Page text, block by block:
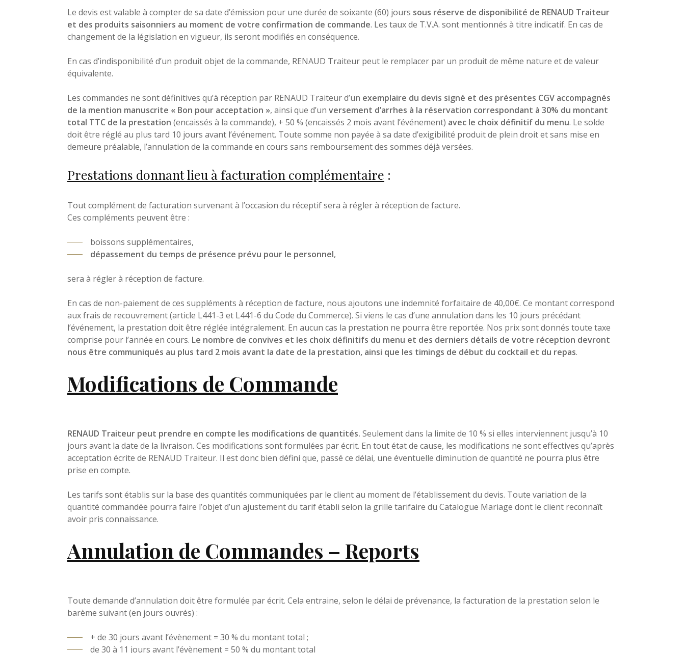
Portfolio
Actualités
Le devis est valable à compter de sa date d’émission pour une durée de soixante (60) jours sous réserve de disponibilité de RENAUD Traiteur
et des produits saisonniers au moment de votre confirmation de commande. Les taux de T.V.A. sont mentionnés à titre indicatif. En cas de
changement de la législation en vigueur, ils seront modifiés en conséquence.
En cas d’indisponibilité d’un produit objet de la commande, RENAUD Traiteur peut le remplacer par un produit de même nature et de valeur
équivalente.
Les commandes ne sont définitives qu’à réception par RENAUD Traiteur d’un exemplaire du devis signé et des présentes CGV accompagnés
de la mention manuscrite « Bon pour acceptation », ainsi que d’un versement d’arrhes à la réservation correspondant à 30% du montant
total TTC de la prestation (encaissés à la commande), + 50 % (encaissés 2 mois avant l’événement) avec le choix définitif du menu. Le solde
doit être réglé au plus tard 10 jours avant l’événement. Toute somme non payée à sa date d’exigibilité produit de plein droit et sans mise en
demeure préalable, l’annulation de la commande en cours sans remboursement des sommes déjà versées.
Prestations donnant lieu à facturation complémentaire :
Tout complément de facturation survenant à l’occasion du réceptif sera à régler à réception de facture.
Ces compléments peuvent être :
boissons supplémentaires,
dépassement du temps de présence prévu pour le personnel,
sera à régler à réception de facture.
En cas de non-paiement de ces suppléments à réception de facture, nous ajoutons une indemnité forfaitaire de 40,00€. Ce montant correspond
aux frais de recouvrement (article L441-3 et L441-6 du Code du Commerce). Si viens le cas d’une annulation dans les 10 jours précédant
l’événement, la prestation doit être réglée intégralement. En aucun cas la prestation ne pourra être reportée. Nos prix sont donnés toute taxe
comprise pour l’année en cours. Le nombre de convives et les choix définitifs du menu et des derniers détails de votre réception devront
nous être communiqués au plus tard 2 mois avant la date de la prestation, ainsi que les timings de début du cocktail et du repas.
Modifications de Commande
RENAUD Traiteur peut prendre en compte les modifications de quantités. Seulement dans la limite de 10 % si elles interviennent jusqu’à 10
jours avant la date de la livraison. Ces modifications sont formulées par écrit. En tout état de cause, les modifications ne sont effectives qu’après
acceptation écrite de RENAUD Traiteur. Il est donc bien défini que, passé ce délai, une éventuelle diminution de quantité ne pourra plus être
prise en compte.
Les tarifs sont établis sur la base des quantités communiquées par le client au moment de l’établissement du devis. Toute variation de la
quantité commandée pourra faire l’objet d’un ajustement du tarif établi selon la grille tarifaire du Catalogue Mariage dont le client reconnaît
avoir pris connaissance.
Annulation de Commandes – Reports
Toute demande d’annulation doit être formulée par écrit. Cela entraine, selon le délai de prévenance, la facturation de la prestation selon le
barème suivant (en jours ouvrés) :
+ de 30 jours avant l’évènement = 30 % du montant total ;
de 30 à 11 jours avant l’évènement = 50 % du montant total